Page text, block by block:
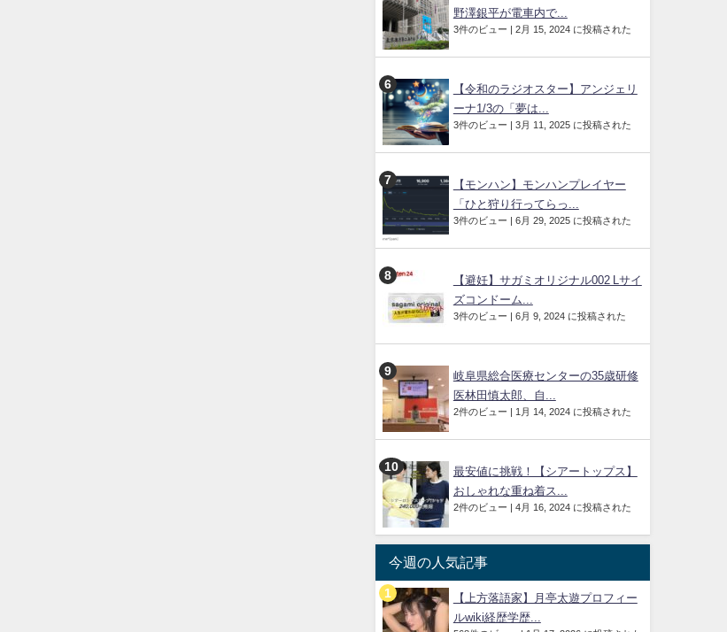
野澤銀平が電車内で...
3件のビュー | 2月 15, 2024 に投稿された
【令和のラジオスター】アンジェリ
ーナ1/3の「夢は...
3件のビュー | 3月 11, 2025 に投稿された
【モンハン】モンハンプレイヤー
「ひと狩り行ってらっ...
3件のビュー | 6月 29, 2025 に投稿された
【避妊】サガミオリジナル002 Lサイ
ズコンドーム...
3件のビュー | 6月 9, 2024 に投稿された
岐阜県総合医療センターの35歳研修
医林田慎太郎、自...
2件のビュー | 1月 14, 2024 に投稿された
最安値に挑戦！【シアートップス】
おしゃれな重ね着ス...
2件のビュー | 4月 16, 2024 に投稿された
今週の人気記事
【上方落語家】月亭太遊プロフィー
ルwiki経歴学歴...